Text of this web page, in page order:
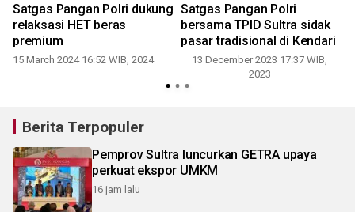
Satgas Pangan Polri dukung
relaksasi HET beras
premium
15 March 2024 16:52 WIB, 2024
Satgas Pangan Polri
bersama TPID Sultra sidak
pasar tradisional di Kendari
13 December 2023 17:37 WIB,
2023
Berita Terpopuler
Pemprov Sultra luncurkan GETRA upaya
perkuat ekspor UMKM
16 jam lalu